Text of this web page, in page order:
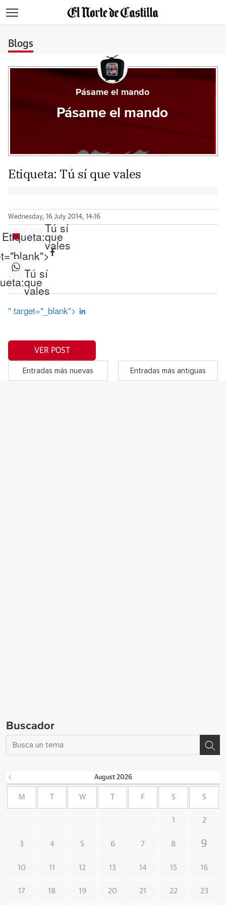
Blogs
Pásame el mando
Pásame el mando
Etiqueta:Tú sí que vales
Wednesday, 16 July 2014, 14:16
Etiqueta:
Tú sí
que
vales
Tú sí
que
vales
" target="_blank">
VER POST
Entradas más nuevas Entradas más antiguas
Buscador
August 2026
M W F S S
1 2
3 4 5 6 7 8 9
10 11 12 13 14 15 16
17 18 19 20 21 22 23